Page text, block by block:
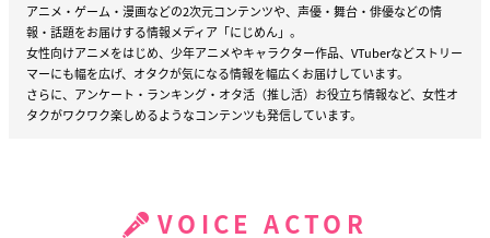
アニメ・ゲーム・漫画などの2次元コンテンツや、声優・舞台・俳優などの情
報・話題をお届けする情報メディア「にじめん」。
女性向けアニメをはじめ、少年アニメやキャラクター作品、VTuberなどストリー
マーにも幅を広げ、オタクが気になる情報を幅広くお届けしています。
さらに、アンケート・ランキング・オタ活（推し活）お役立ち情報など、女性オ
タクがワクワク楽しめるようなコンテンツも発信しています。
VOICE ACTOR